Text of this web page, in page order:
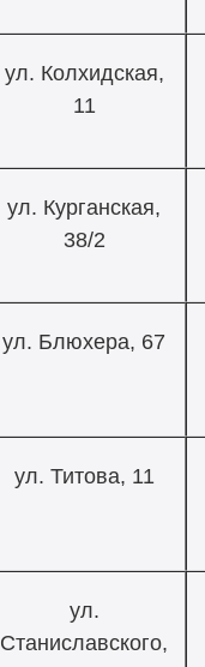
ул. Колхидская,
11
ул. Курганская,
38/2
ул. Блюхера, 67
ул. Титова, 11
ул.
Станиславского,